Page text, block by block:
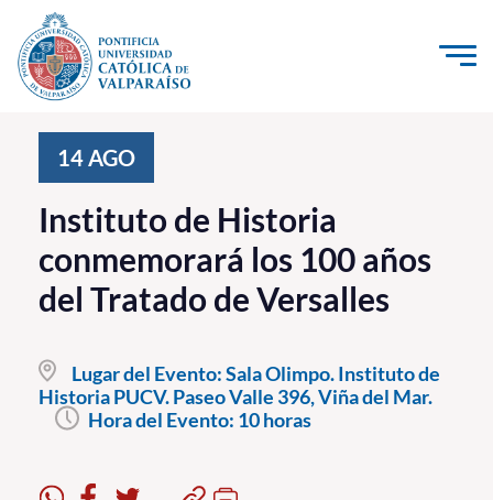
Click acá para ir directamente al contenido
Investigación, Creación e Innovación
PUCV Internacional
Vinculación con el Medio
Pregrado
Postgrado
Formación Continua
14AGO
Instituto de Historia
conmemorará los 100 años
del Tratado de Versalles
Lugar del Evento:Sala Olimpo. Instituto de
Historia PUCV. Paseo Valle 396, Viña del Mar.
Hora del Evento: 10 horas